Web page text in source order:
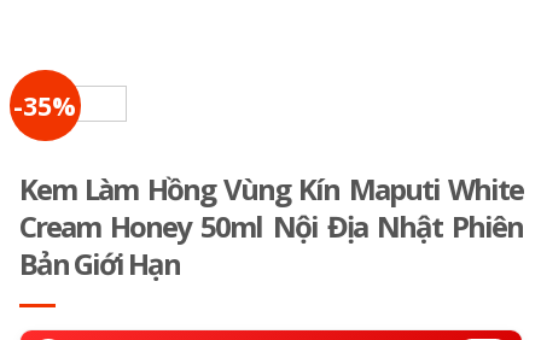
-35%
Kem Làm Hồng Vùng Kín Maputi White
Cream Honey 50ml Nội Địa Nhật Phiên
Bản Giới Hạn